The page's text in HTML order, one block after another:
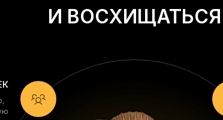
И ВОСХИЩАТЬСЯ